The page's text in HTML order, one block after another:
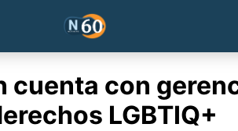
cuenta con
LGBTIQ+